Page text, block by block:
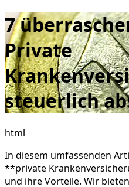
7
Private
steuerlich
html
In diesem umfassenden
**private
und ihre Vorteile. Wir